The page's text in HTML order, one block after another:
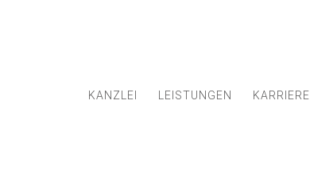
KANZLEI LEISTUNGEN KARRIERE